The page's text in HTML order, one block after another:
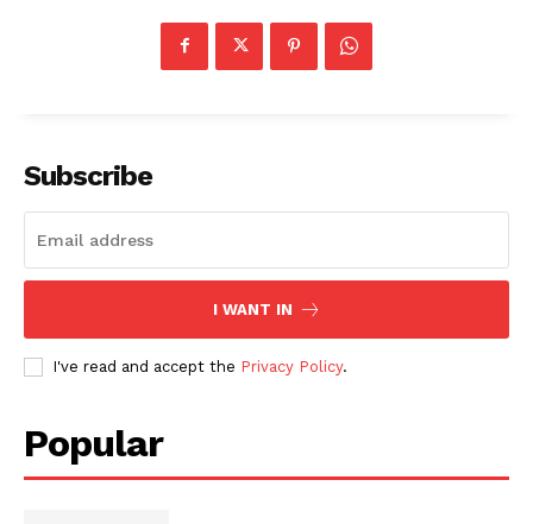
Subscribe
I WANT IN
I've read and accept the Privacy Policy.
Popular